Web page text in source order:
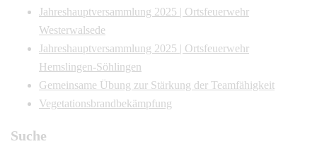
Jahreshauptversammlung 2025 | Ortsfeuerwehr
Westerwalsede
Jahreshauptversammlung 2025 | Ortsfeuerwehr
Hemslingen-Söhlingen
Gemeinsame Übung zur Stärkung der Teamfähigkeit
Vegetationsbrandbekämpfung
Suche